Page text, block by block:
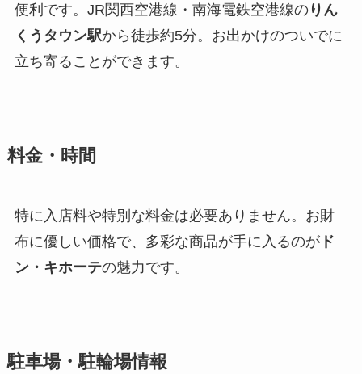
便利です。JR関西空港線・南海電鉄空港線のりん
くうタウン駅から徒歩約5分。お出かけのついでに
立ち寄ることができます。
料金・時間
特に入店料や特別な料金は必要ありません。お財
布に優しい価格で、多彩な商品が手に入るのがド
ン・キホーテの魅力です。
駐車場・駐輪場情報